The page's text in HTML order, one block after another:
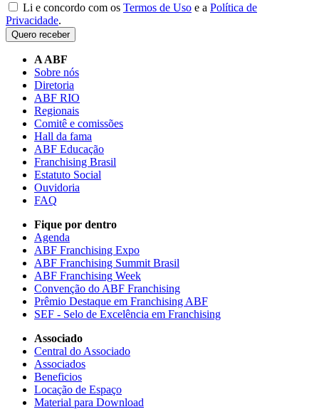
Li e concordo com os Termos de Uso e a Política de
Privacidade.
Quero receber
A ABF
Sobre nós
Diretoria
ABF RIO
Regionais
Comitê e comissões
Hall da fama
ABF Educação
Franchising Brasil
Estatuto Social
Ouvidoria
FAQ
Fique por dentro
Agenda
ABF Franchising Expo
ABF Franchising Summit Brasil
ABF Franchising Week
Convenção do ABF Franchising
Prêmio Destaque em Franchising ABF
SEF - Selo de Excelência em Franchising
Associado
Central do Associado
Associados
Beneficios
Locação de Espaço
Material para Download